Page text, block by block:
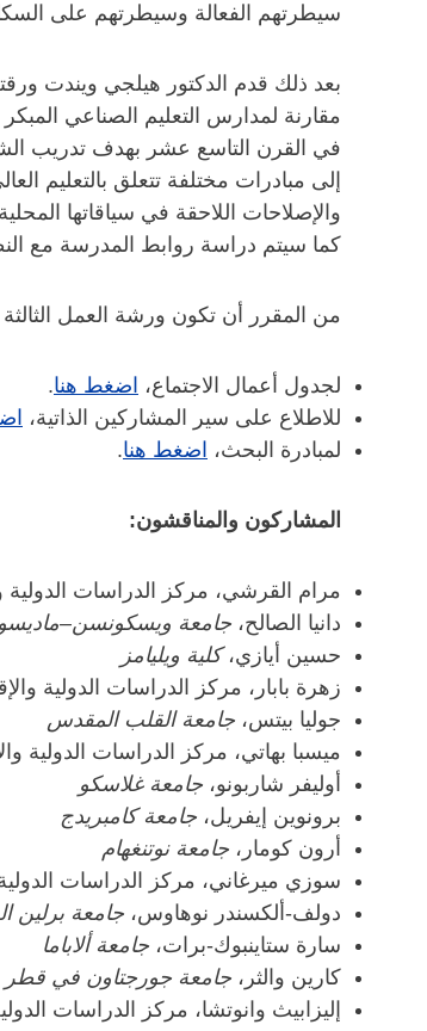
سيطرتهم الفعالة وسيطرتهم على
بعد ذلك قدم الدكتور هيلجي ويندت
مقارنة لمدارس التعليم الصناعي
في القرن التاسع عشر بهدف تدريب
إلى مبادرات مختلفة تتعلق بالتعليم
والإصلاحات اللاحقة في سياقاتها
كما سيتم دراسة روابط المدرسة مع
من المقرر أن تكون ورشة العمل الثالثة
لجدول أعمال الاجتماع، اضغط هنا.
للاطلاع على سير المشاركين الذاتية،
لمبادرة البحث،
اضغط هنا.
المشاركون والمناقشون:
مرام القرشي، مركز الدراسات الدولية
دانيا الصالح، جامعة
حسين أيازي،كلية ويليامز
زهرة بابار، مركز الدراسات الدولية
جوليا بيتس، جامعة القلب المقدس
ميسبا بهاتي، مركز الدراسات الدولية
أوليفر شاربونو، جامعة غلاسكو
برونوين إيفريل، جامعة كامبريدج
أرون كومار، جامعة نوتنغهام
سوزي ميرغاني، مركز الدراسات الدولية
دولف-ألكسندر نوهاوس، جامعة برلين
سارة ستاينبوك-برات، جامعة ألاباما
كارين والثر، جامعة جورجتاون في قطر
إليزابيث وانوتشا، مركز الدراسات